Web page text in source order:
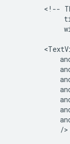
< !--
<
/>